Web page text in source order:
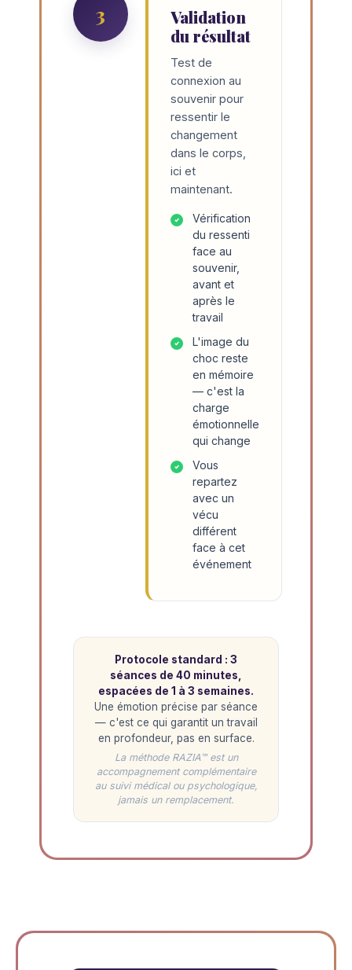
3
Validation
du résultat
Test de
connexion au
souvenir pour
ressentir le
changement
dans le corps,
ici et
maintenant.
Vérification
du ressenti
face au
souvenir,
avant et
après le
travail
L'image du
choc reste
en mémoire
— c'est la
charge
émotionnelle
qui change
Vous
repartez
avec un
vécu
différent
face à cet
événement
Protocole standard : 3
séances de 40 minutes,
espacées de 1 à 3 semaines.
Une émotion précise par séance
— c'est ce qui garantit un travail
en profondeur, pas en surface.
La méthode RAZIA™ est un
accompagnement complémentaire
au suivi médical ou psychologique,
jamais un remplacement.